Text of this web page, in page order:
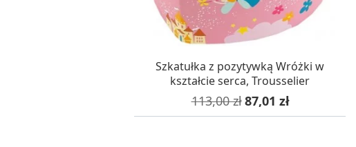
W MAGAZYNIE, DOSTAWA 24H
Szkatułka z pozytywką Wróżki w
kształcie serca, Trousselier
Cena podstawowa
113,00 złCena
87,01 zł